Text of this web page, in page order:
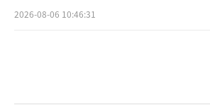
2026-08-06 10:46:31